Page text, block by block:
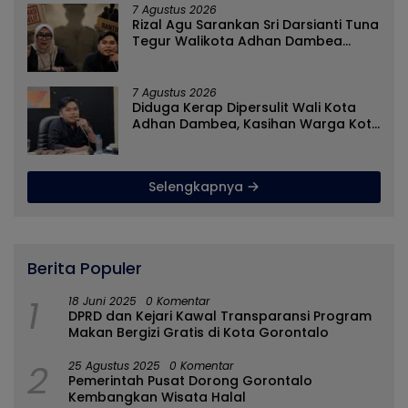
7 Agustus 2026
Rizal Agu Sarankan Sri Darsianti Tuna
Tegur Walikota Adhan Dambea
7 Agustus 2026
Diduga Kerap Dipersulit Wali Kota
Adhan Dambea, Kasihan Warga Kota
Selengkapnya
Berita Populer
1 18 Juni 2025 0 Komentar
DPRD dan Kejari Kawal Transparansi Program
Makan Bergizi Gratis di Kota Gorontalo
2 25 Agustus 2025 0 Komentar
Pemerintah Pusat Dorong Gorontalo
Kembangkan Wisata Halal